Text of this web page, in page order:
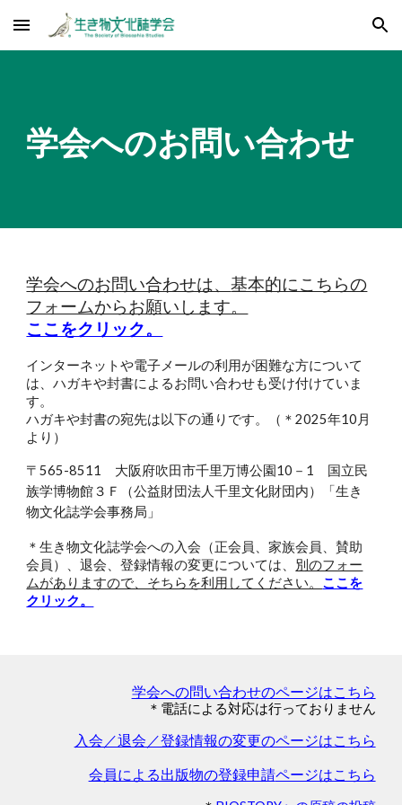
Skip to main content Skip to navigation
学会へのお問い合わせ
学会へのお問い合わせは、基本的にこちらの
フォームからお願いします。
ここをクリック。
インターネットや電子メールの利用が困難な方について
は、ハガキや封書によるお問い合わせも受け付けていま
す。
ハガキや封書の宛先は以下の通りです。（＊2025年10月
より）
〒565-8511 大阪府吹田市千里万博公園10－1 国立民
族学博物館３Ｆ（公益財団法人千里文化財団内）「生き
物文化誌学会事務局」
＊生き物文化誌学会への入会（正会員、家族会員、賛助
会員）、退会、登録情報の変更については、 別のフォー
ムがありますので、そちらを利用してください。 ここを
クリック。
学会への問い合わせのページはこちら
＊電話による対応は行っておりません
入会／退会／登録情報の変更のページはこちら
会員による出版物の登録申請ページはこちら